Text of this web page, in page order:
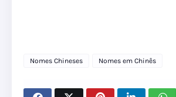
Nomes Chineses Nomes em Chinês